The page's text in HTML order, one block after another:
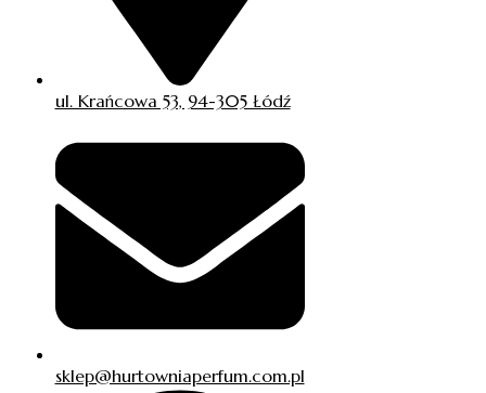
ul. Krańcowa 53, 94-305 Łódź
sklep@hurtowniaperfum.com.pl